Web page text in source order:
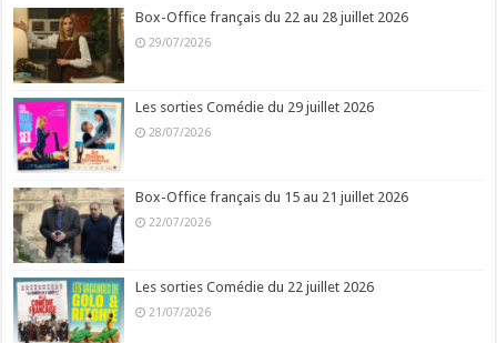
Box-Office français du 22 au 28 juillet 2026
29/07/2026
Les sorties Comédie du 29 juillet 2026
28/07/2026
Box-Office français du 15 au 21 juillet 2026
22/07/2026
Les sorties Comédie du 22 juillet 2026
21/07/2026